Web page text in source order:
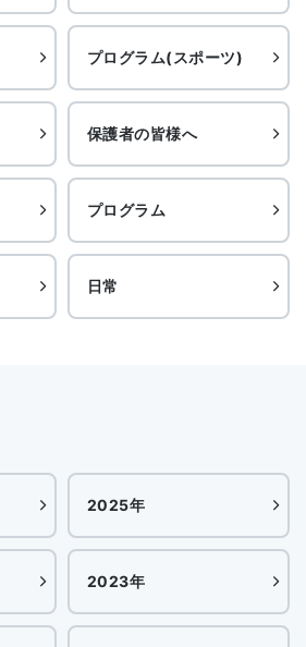
プログラム(スポーツ)
保護者の皆様へ
プログラム
日常
2025年
2023年